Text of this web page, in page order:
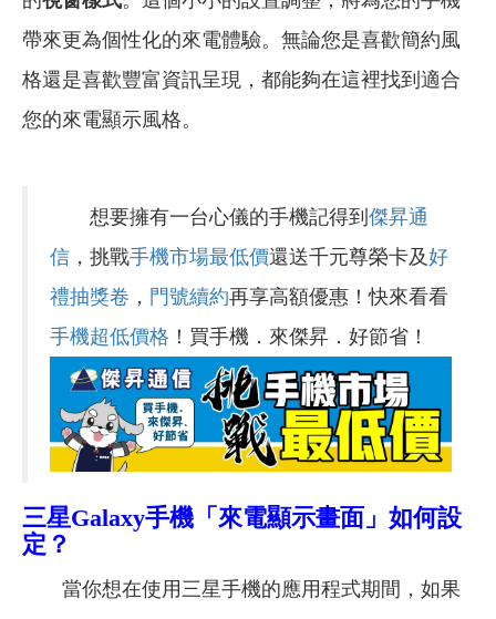
帶來更為個性化的來電體驗。無論您是喜歡簡約風
格還是喜歡豐富資訊呈現，都能夠在這裡找到適合
您的來電顯示風格。
想要擁有一台心儀的手機記得到 傑昇通
信 ，挑戰手機市場最低價還送千元尊榮卡及好
禮抽獎卷 ， 門號續約再享高額優惠！快來看看
手機超低價格 ！買手機．來傑昇．好節省！
三星Galaxy手機「來電顯示畫面」如何設
定？
當你想在使用三星手機的應用程式期間，如果